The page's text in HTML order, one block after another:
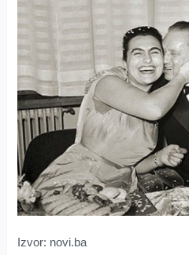
Izvor: novi.ba